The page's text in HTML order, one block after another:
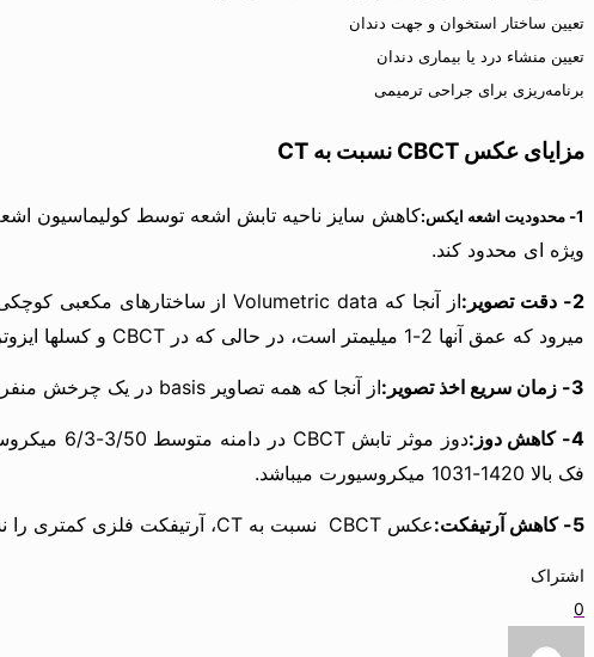
تعیین ساختار استخوان و جهت دندان
تعیین منشاء درد یا بیماری دندان
برنامه‌ریزی برای جراحی ترمیمی
مزایای عکس CBCT نسبت به CT
1- محدودیت اشعه ایکس:
ویژه ای محدود کند.
2- دقت تصویر:
میرود که عمق آنها 2-1 میلیمتر است، در حالی که در CBCT و کسلها ایزوتروپیک(در ابعاد x، y و z برابر هستند) بوده و در دامنه ای بین 4/0-125/0 میلیمتر واقع اند.
3- زمان سریع اخذ تصویر: از آنجا که همه تصاویر basis در یک چرخش منفرد عکس CBCT به دست می آیند زمان تصویربرداری سریعتر است.
4- کاهش دوز:
فک بالا 1420-1031 میکروسیورت میباشد.
5- کاهش آرتیفکت: عکس CBCT نسبت به CT، آرتیفکت فلزی کمتری را نشان میدهد
اشتراک
0